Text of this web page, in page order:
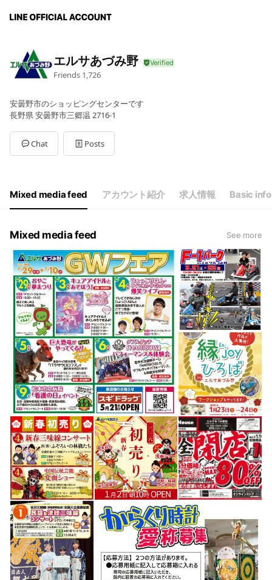
エルサあづみ野
Friends 1,726
安曇野市のショッピングセンターです
長野県 安曇野市三郷温 2716-1
Chat Posts
Mixed media feed アカウント紹介 求人情報 Basic info
Mixed media feed See more